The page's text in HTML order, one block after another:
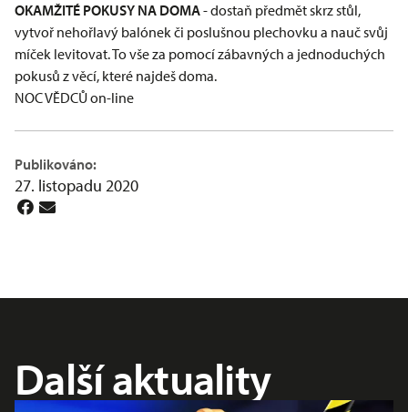
OKAMŽITÉ POKUSY NA DOMA-dostaň předmět skrz stůl,
vytvoř nehořlavý balónek či poslušnou plechovku a nauč svůj
míček levitovat. To vše za pomocí zábavných a jednoduchých
pokusů z věcí, které najdeš doma.
NOC VĚDCŮ on-line
Publikováno:
27. listopadu 2020
Další aktuality